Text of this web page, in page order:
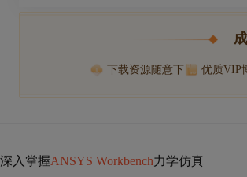
下载资源随意下 优质VIP
深入掌握ANSYS Workbench力学仿真